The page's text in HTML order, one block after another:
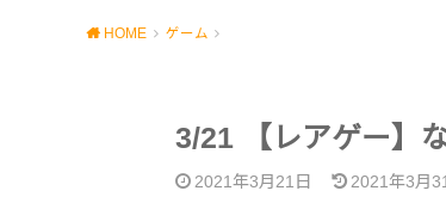
HOME ゲーム
3/21 【レアゲー】
2021年3月21日 2021年3月